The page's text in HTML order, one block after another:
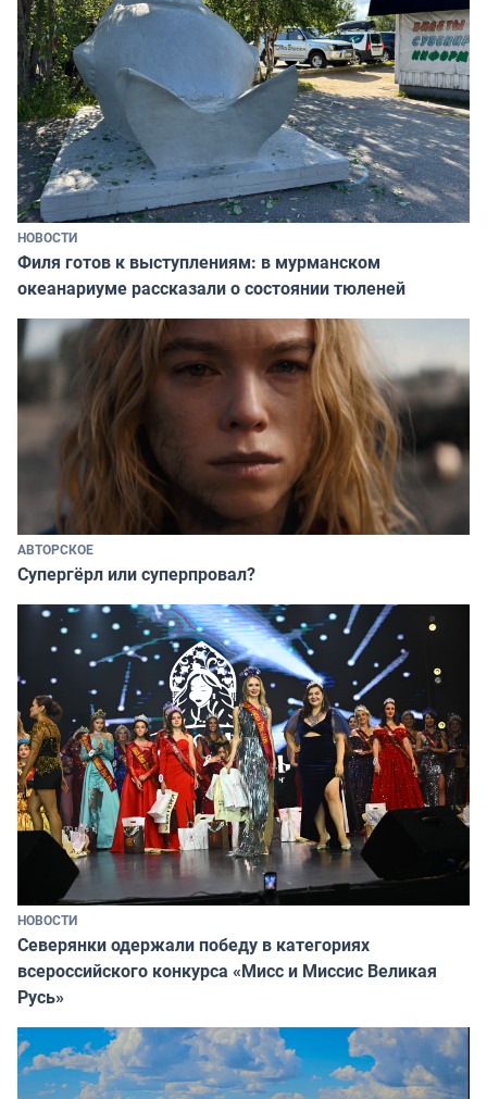
НОВОСТИ
Филя готов к выступлениям: в мурманском
океанариуме рассказали о состоянии тюленей
АВТОРСКОЕ
Супергёрл или суперпровал?
НОВОСТИ
Северянки одержали победу в категориях
всероссийского конкурса «Мисс и Миссис Великая
Русь»